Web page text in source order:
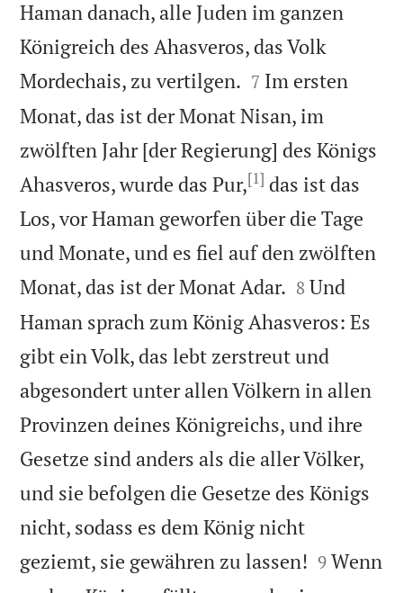
Haman danach, alle Juden im ganzen
Königreich des Ahasveros, das Volk
Mordechais, zu vertilgen. 

7 Im ersten
Monat, das ist der Monat Nisan, im
zwölften Jahr [der Regierung] des Königs
Ahasveros, wurde das Pur,[1] das ist das
Los, vor Haman geworfen über die Tage
und Monate, und es fiel auf den zwölften
Monat, das ist der Monat Adar. 

8 Und
Haman sprach zum König Ahasveros: Es
gibt ein Volk, das lebt zerstreut und
abgesondert unter allen Völkern in allen
Provinzen deines Königreichs, und ihre
Gesetze sind anders als die aller Völker,
und sie befolgen die Gesetze des Königs
nicht, sodass es dem König nicht
geziemt, sie gewähren zu lassen! 

9 Wenn